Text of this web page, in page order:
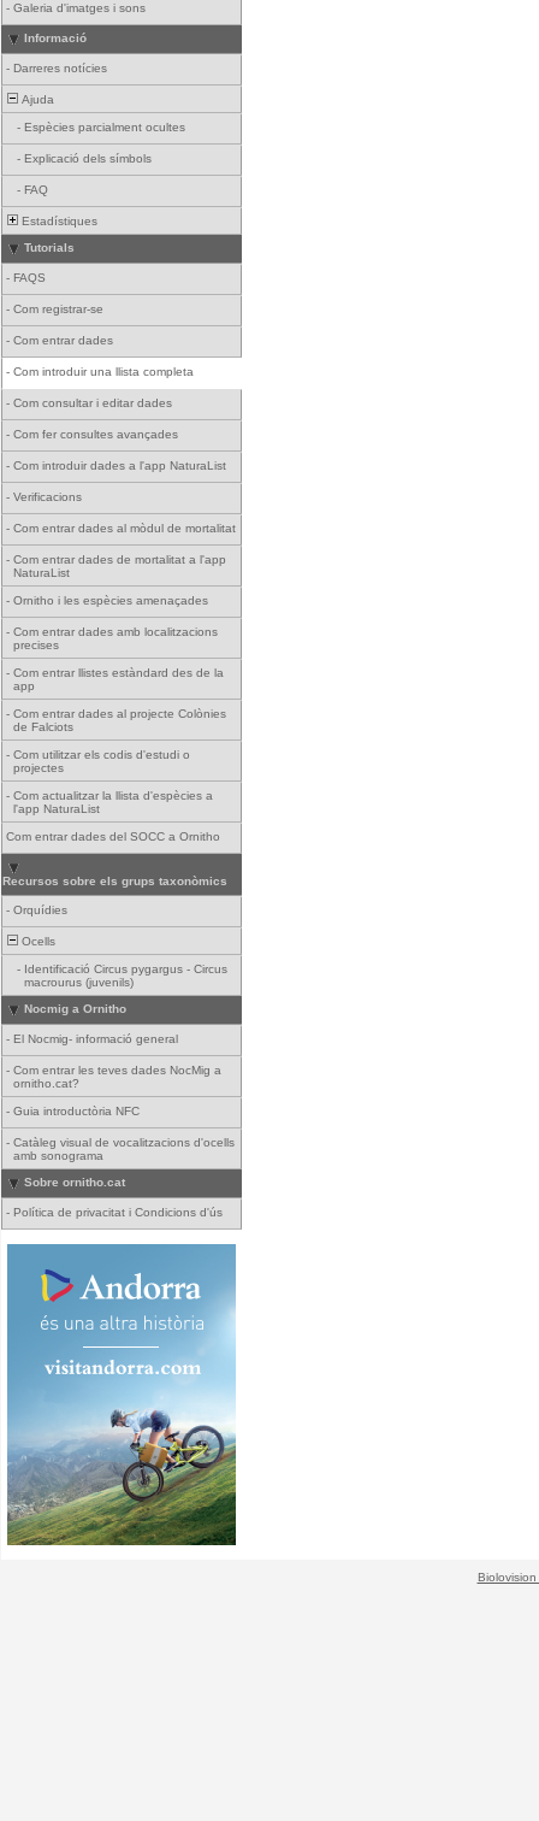
- Galeria d'imatges i sons
Informació
- Darreres notícies
Ajuda
- Espècies parcialment ocultes
- Explicació dels símbols
- FAQ
Estadístiques
Tutorials
- FAQS
- Com registrar-se
- Com entrar dades
- Com introduir una llista completa
- Com consultar i editar dades
- Com fer consultes avançades
- Com introduir dades a l'app NaturaList
- Verificacions
- Com entrar dades al mòdul de mortalitat
- Com entrar dades de mortalitat a l'app
NaturaList
- Ornitho i les espècies amenaçades
- Com entrar dades amb localitzacions
precises
- Com entrar llistes estàndard des de la
app
- Com entrar dades al projecte Colònies
de Falciots
- Com utilitzar els codis d'estudi o
projectes
- Com actualitzar la llista d'espècies a
l'app NaturaList
Com entrar dades del SOCC a Ornitho
Recursos sobre els grups taxonòmics
- Orquídies
Ocells
- Identificació Circus pygargus - Circus
macrourus (juvenils)
Nocmig a Ornitho
- El Nocmig- informació general
- Com entrar les teves dades NocMig a
ornitho.cat?
- Guia introductòria NFC
- Catàleg visual de vocalitzacions d'ocells
amb sonograma
Sobre ornitho.cat
- Política de privacitat i Condicions d'ús
Biolovision